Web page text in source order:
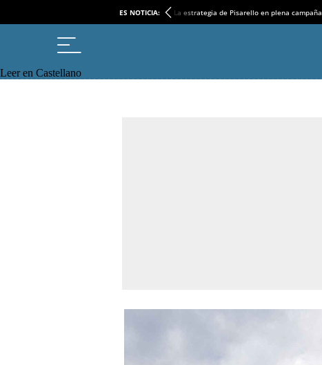
ES NOTICIA: La estrategia de Pisarello en plena campaña
Leer en Castellano